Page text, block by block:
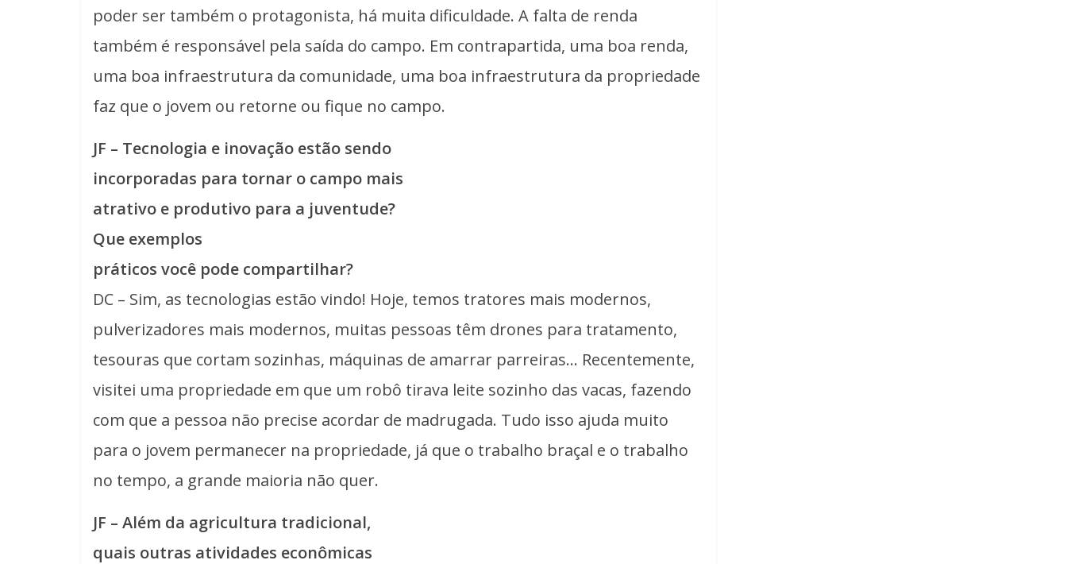
poder ser também o protagonista, há muita dificuldade. A falta de renda
também é responsável pela saída do campo. Em contrapartida, uma boa renda,
uma boa infraestrutura da comunidade, uma boa infraestrutura da propriedade
faz que o jovem ou retorne ou fique no campo.
JF – Tecnologia e inovação estão sendo
incorporadas para tornar o campo mais
atrativo e produtivo para a juventude?
Que exemplos
práticos você pode compartilhar?
DC – Sim, as tecnologias estão vindo! Hoje, temos tratores mais modernos,
pulverizadores mais modernos, muitas pessoas têm drones para tratamento,
tesouras que cortam sozinhas, máquinas de amarrar parreiras… Recentemente,
visitei uma propriedade em que um robô tirava leite sozinho das vacas, fazendo
com que a pessoa não precise acordar de madrugada. Tudo isso ajuda muito
para o jovem permanecer na propriedade, já que o trabalho braçal e o trabalho
no tempo, a grande maioria não quer.
JF – Além da agricultura tradicional,
quais outras atividades econômicas